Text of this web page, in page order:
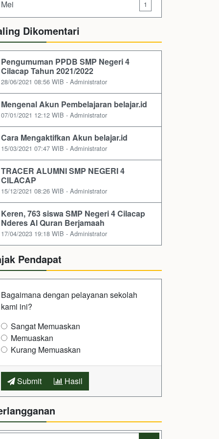
Mei 1
Dikomentari
Pengumuman PPDB SMP Negeri 4
Cilacap Tahun 2021/2022
28/06/2021 08:56 WIB - Administrator
Mengenal Akun Pembelajaran belajar.id
07/01/2021 12:12 WIB - Administrator
Cara Mengaktifkan Akun belajar.id
15/03/2021 07:47 WIB - Administrator
TRACER ALUMNI SMP NEGERI 4
CILACAP
15/12/2021 08:26 WIB - Administrator
Keren, 763 siswa SMP Negeri 4 Cilacap
Nderes Al Quran Berjamaah
17/04/2023 19:18 WIB - Administrator
Pendapat
Bagaimana dengan pelayanan sekolah
kami ini?
Sangat Memuaskan
Memuaskan
Kurang Memuaskan
Submit Hasil